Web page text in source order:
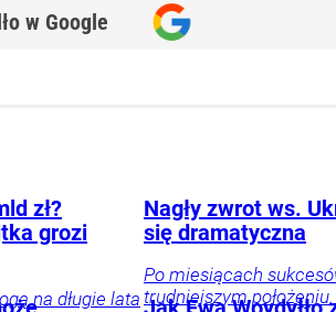
w Google
zł?
grozi
na długie lata
Nagły zwrot ws.
się dramatyczna
Po miesiącach
trudniejszym